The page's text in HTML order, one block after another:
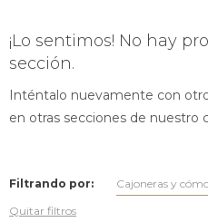
¡Lo sentimos! No hay
sección.
Inténtalo nuevamente con
en otras secciones de nuestro
Filtrando por: Cajoneras y
Quitar filtros
Mesas de luz